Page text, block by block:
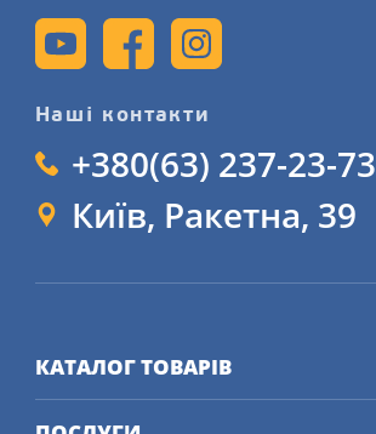
Наші контакти
+380(63) 237-23-73
Київ, Ракетна, 39
КАТАЛОГ ТОВАРІВ